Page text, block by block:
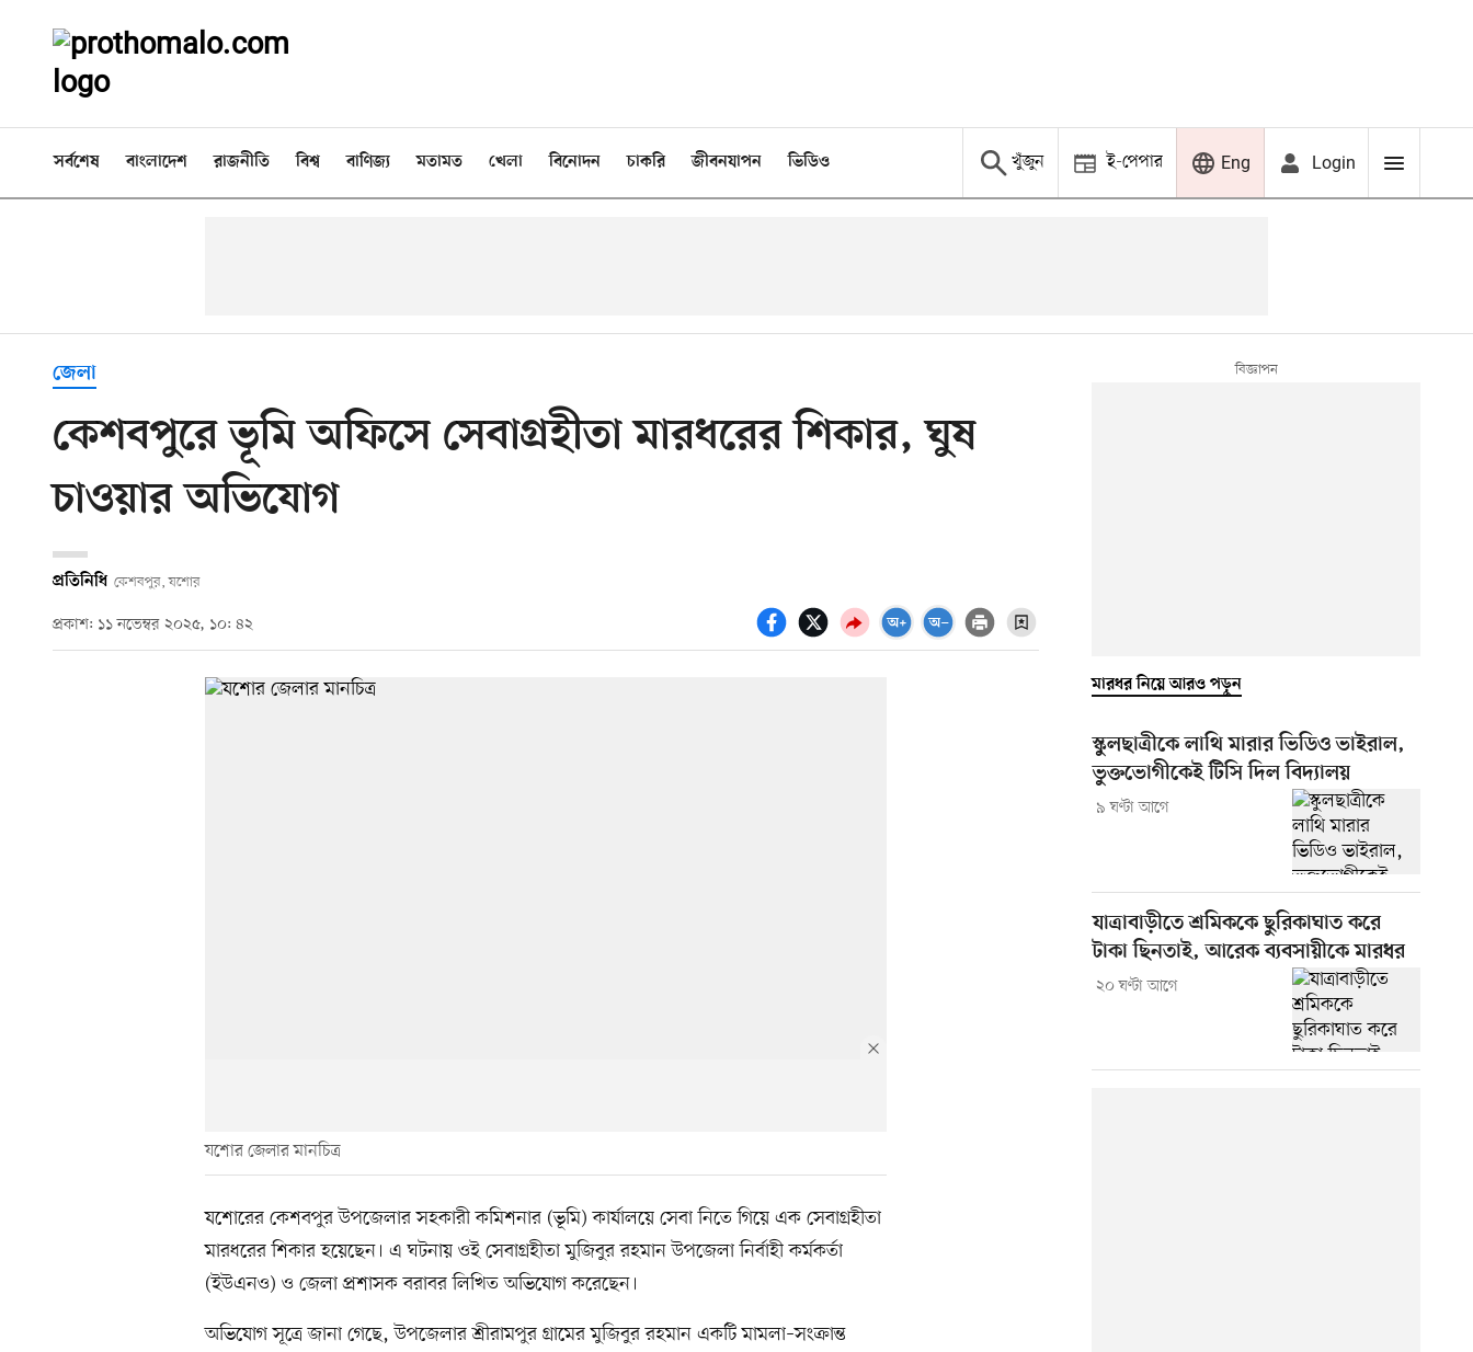
সর্বশেষ বাংলাদেশ রাজনীতি বিশ্ব বাণিজ্য মতামত খেলা বিনোদন চাকরি জীবনযাপন ভিডিও খুঁজুন ই-পেপার Eng Login
জেলা
কেশবপুরে ভূমি অফিসে সেবাগ্রহীতা মারধরের শিকার, ঘুষ
চাওয়ার অভিযোগ
প্রতিনিধি কেশবপুর, যশোর
প্রকাশ: ১১ নভেম্বর ২০২৫, ১০: ৪২
যশোর জেলার মানচিত্র
যশোরের কেশবপুর উপজেলার সহকারী কমিশনার (ভূমি) কার্যালয়ে সেবা নিতে গিয়ে এক সেবাগ্রহীতা
মারধরের শিকার হয়েছেন। এ ঘটনায় ওই সেবাগ্রহীতা মুজিবুর রহমান উপজেলা নির্বাহী কর্মকর্তা
(ইউএনও) ও জেলা প্রশাসক বরাবর লিখিত অভিযোগ করেছেন।
অভিযোগ সূত্রে জানা গেছে, উপজেলার শ্রীরামপুর গ্রামের মুজিবুর রহমান একটি মামলা–সংক্রান্ত
মারধর নিয়ে আরও পড়ুন
স্কুলছাত্রীকে লাথি মারার ভিডিও ভাইরাল,
ভুক্তভোগীকেই টিসি দিল বিদ্যালয়
৯ ঘণ্টা আগে
যাত্রাবাড়ীতে শ্রমিককে ছুরিকাঘাত করে
টাকা ছিনতাই, আরেক ব্যবসায়ীকে মারধর
২০ ঘণ্টা আগে